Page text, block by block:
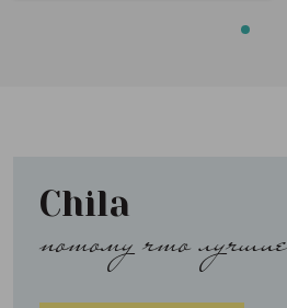
Chila
потому что лучшие